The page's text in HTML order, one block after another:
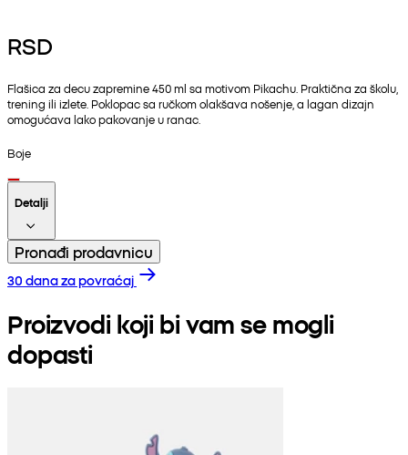
RSD
Flašica za decu zapremine 450 ml sa motivom Pikachu. Praktična za školu,
trening ili izlete. Poklopac sa ručkom olakšava nošenje, a lagan dizajn
omogućava lako pakovanje u ranac.
Boje
Detalji
Pronađi prodavnicu
30 dana za povraćaj
Proizvodi koji bi vam se mogli
dopasti